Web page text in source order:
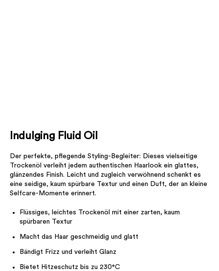
Indulging Fluid Oil
Der perfekte, pflegende Styling-Begleiter: Dieses vielseitige
Trockenöl verleiht jedem authentischen Haarlook ein glattes,
glänzendes Finish. Leicht und zugleich verwöhnend schenkt es
eine seidige, kaum spürbare Textur und einen Duft, der an kleine
Selfcare-Momente erinnert.
Flüssiges, leichtes Trockenöl mit einer zarten, kaum
spürbaren Textur
Macht das Haar geschmeidig und glatt
Bändigt Frizz und verleiht Glanz
Bietet Hitzeschutz bis zu 230°C